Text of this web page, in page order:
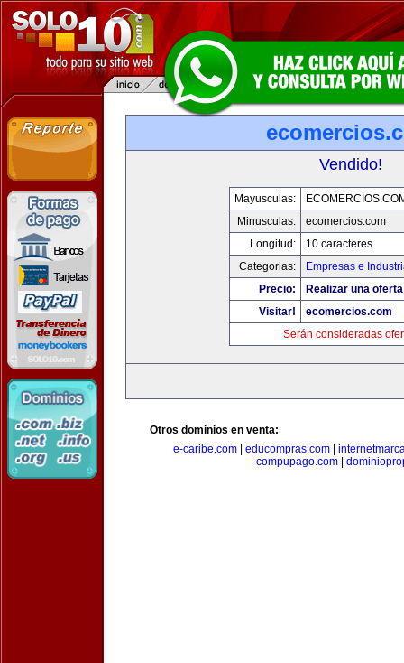
Vendido!
Mayusculas:
Minusculas:
ecomercios.com
Longitud:
10 caracteres
Categorias:
Empresas e
Precio:
Realizar una
Visitar!
ecomercios.com
Serán consideradas
Otros dominios en venta:
e-caribe.com| educompras.com|
compupago.com|